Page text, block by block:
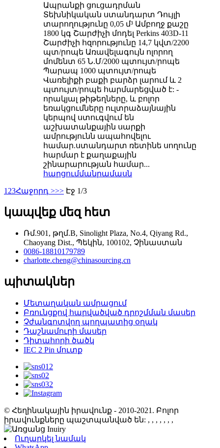
Ապրանքի ցուցադրման
Տեխնիկական ստանդարտ Դույլի
տարողությունը 0,05 մ³ Ամբողջ քաշը
1800 կգ Շարժիչի մոդել Perkins 403D-11
Շարժիչի հզորությունը 14,7 կվտ/2200
պտ/րոպե Առավելագույն ոլորող
մոմենտ 65 Ն.Մ/2000 պտույտ/րոպե
Պարապ 1000 պտույտ/րոպե
Վառելիքի բաքի բարձր լարում և 2
պտույտ/րոպե հարմարեցված է: -
որակյալ թիթեղները, և բոլոր
եռակցումները ուլտրաձայնային
կերպով ստուգվում են
աշխատանքային սարքի
ամրությունն ապահովելու
համար.ստանդարտ ռետինե սողունը
հարմար է քաղաքային
շինարարության համար...
հարցումմանրամասն
1 23Հաջորդ >>> Էջ 1/3
կապվեք մեզ հետ
Ռմ.901, թղմ.B, Sinolight Plaza, No.4, Qiyang Rd.,
Chaoyang Dist., Պեկին, 100102, Չինաստան
0086-18810179789
charlotte.cheng@chinasourcing.cn
պիտակներ
Մետաղական ամրացում
Բռունցքով հարվածված դրոշմման մասեր
Չժանգոտվող պողպատից օղակ
Դաշնամուրի մասեր
Դիտահորի ծածկ
IEC 2 Pin մուտք
© Հեղինակային իրավունք - 2010-2021. Բոլոր
իրավունքները պաշտպանված են: , , , , , , ,
Ուղարկել նամակ